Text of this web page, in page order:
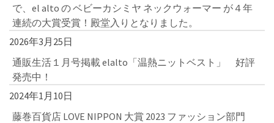
で、el alto の ベビーカシミヤ ネックウォーマー が４年
連続の大賞受賞！殿堂入りとなりました。
2026年3月25日
通販生活１月号掲載 elalto「温熱ニットベスト」 好評
発売中！
2024年1月10日
藤巻百貨店 LOVE NIPPON 大賞 2023 ファッション部門